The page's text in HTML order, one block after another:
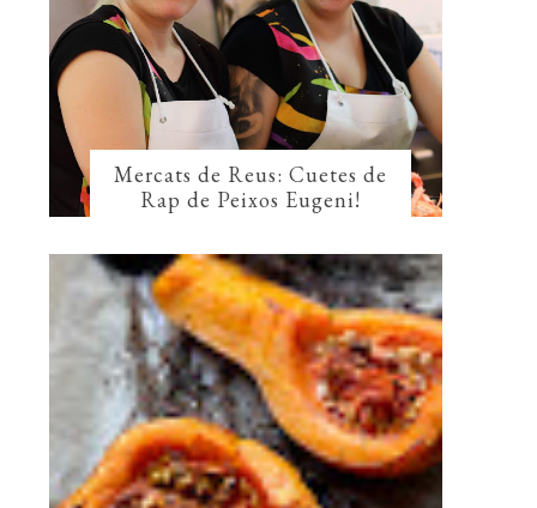
Mercats de Reus: Cuetes de
Rap de Peixos Eugeni!